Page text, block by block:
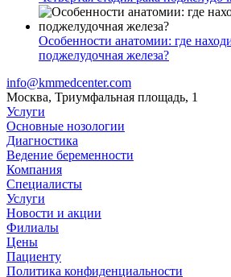
Особенности анатомии: где
поджелудочная железа?
info@kmmedcenter.com
Москва, Триумфальная площадь, 1
Услуги
Основные нозологии
Диагностика
Ведение беременности
Компания
Специалисты
Услуги
Новости и акции
Филиалы
Цены
Пациенту
Политика конфиденциальности